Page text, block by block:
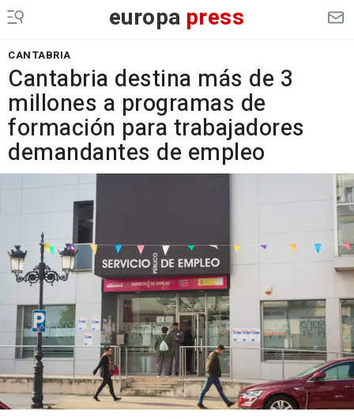
europa press
CANTABRIA
Cantabria destina más de 3
millones a programas de
formación para trabajadores
demandantes de empleo